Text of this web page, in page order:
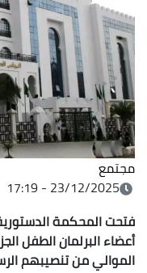
مجتمع
23/12/2025 - 17:19
فتحت المحكمة الدستورية،
أعضاء البرلمان الطفل
الموالي من تنصيبهم